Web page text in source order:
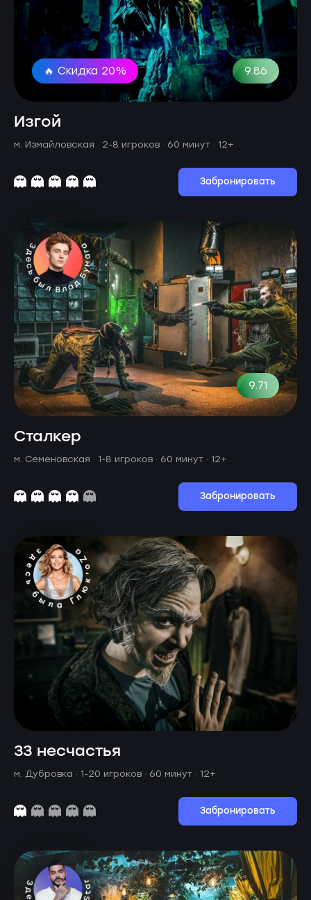
9.86
🔥 Скидка 20%
Изгой
м. Измайловская · 2-8 игроков · 60 минут · 12+
Забронировать
9.71
Сталкер
м. Семеновская · 1-8 игроков · 60 минут · 12+
Забронировать
33 несчастья
м. Дубровка · 1-20 игроков · 60 минут · 12+
Забронировать